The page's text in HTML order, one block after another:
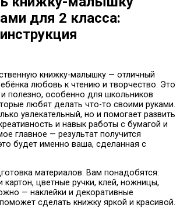
для 2 класса:
книжку-малышку — отличный
любовь к чтению и творчество. Это
и полезно, особенно для школьников
любят делать что-то своими руками.
увлекательный, но и помогает развить
и навык работы с бумагой и
главное — результат получится
будет именно ваша, сделанная с
материалов. Вам понадобятся:
картон, цветные ручки, клей, ножницы,
— наклейки и декоративные
сделать книжку яркой и красивой.